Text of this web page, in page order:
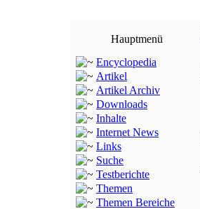
Hauptmenü
Encyclopedia
Artikel
Artikel Archiv
Downloads
Inhalte
Internet News
Links
Suche
Testberichte
Themen
Themen Bereiche